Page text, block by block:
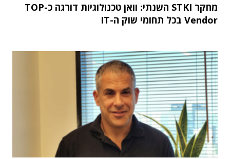
מחקר STKI השנתי: וואן טכנולוגיות דורגה כ-TOP
Vendor בכל תחומי שוק ה-IT